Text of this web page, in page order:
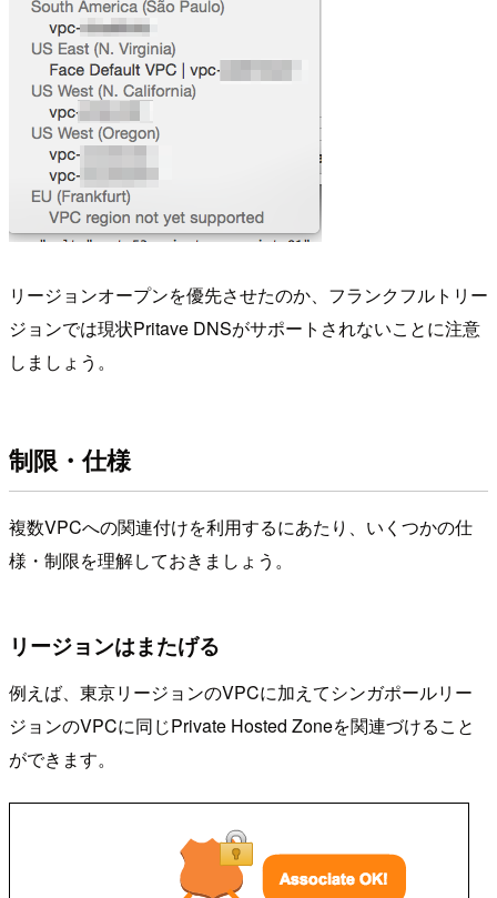
リージョンオープンを優先させたのか、フランクフルトリー
ジョンでは現状Pritave DNSがサポートされないことに注意
しましょう。
制限・仕様
複数VPCへの関連付けを利用するにあたり、いくつかの仕
様・制限を理解しておきましょう。
リージョンはまたげる
例えば、東京リージョンのVPCに加えてシンガポールリー
ジョンのVPCに同じPrivate Hosted Zoneを関連づけること
ができます。